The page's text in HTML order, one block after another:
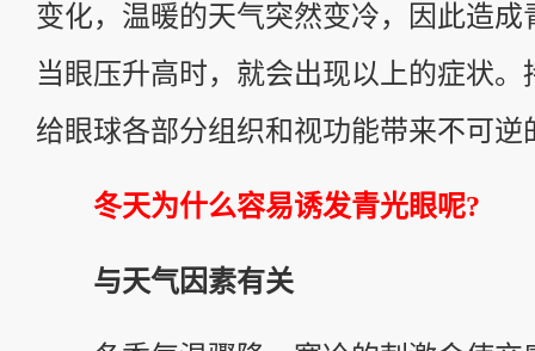
变化，温暖的天气突然变冷，因此造成
当眼压升高时，就会出现以上的症状。
给眼球各部分组织和视功能带来不可逆
冬天为什么容易诱发青光眼呢?
与天气因素有关